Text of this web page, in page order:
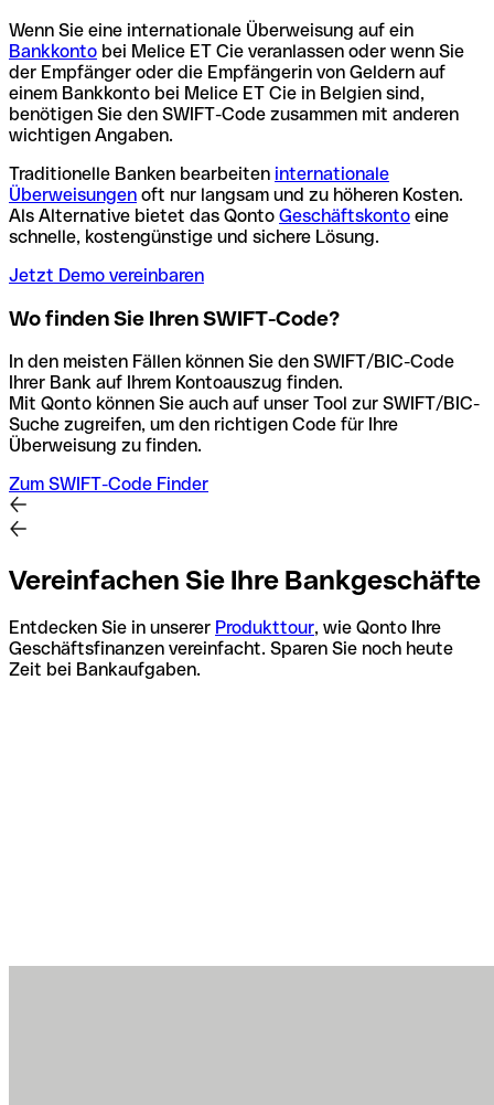
Wenn Sie eine internationale Überweisung auf ein
Bankkonto bei Melice ET Cie veranlassen oder wenn Sie
der Empfänger oder die Empfängerin von Geldern auf
einem Bankkonto bei Melice ET Cie in Belgien sind,
benötigen Sie den SWIFT-Code zusammen mit anderen
wichtigen Angaben.
Traditionelle Banken bearbeiten internationale
Überweisungen oft nur langsam und zu höheren Kosten.
Als Alternative bietet das Qonto Geschäftskonto eine
schnelle, kostengünstige und sichere Lösung.
Jetzt Demo vereinbaren
Wo finden Sie Ihren SWIFT-Code?
In den meisten Fällen können Sie den SWIFT/BIC-Code
Ihrer Bank auf Ihrem Kontoauszug finden.
Mit Qonto können Sie auch auf unser Tool zur SWIFT/BIC-
Suche zugreifen, um den richtigen Code für Ihre
Überweisung zu finden.
Zum SWIFT-Code Finder
Vereinfachen Sie Ihre Bankgeschäfte
Entdecken Sie in unserer Produkttour, wie Qonto Ihre
Geschäftsfinanzen vereinfacht. Sparen Sie noch heute
Zeit bei Bankaufgaben.